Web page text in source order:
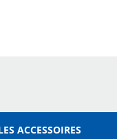
ACCESSOIRES